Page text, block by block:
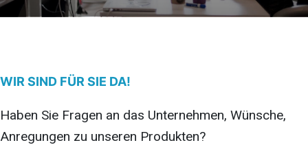
WIR SIND FÜR SIE DA!
Haben Sie Fragen an das Unternehmen, Wünsche,
Anregungen zu unseren Produkten?